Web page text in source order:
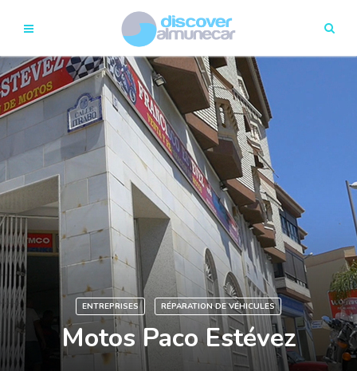
ENTREPRISES RÉPARATION DE VÉHICULES
Motos Paco Estévez